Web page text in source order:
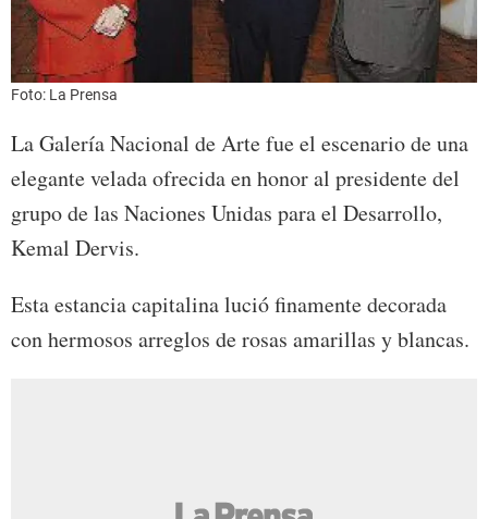
Foto: La Prensa
La Galería Nacional de Arte fue el escenario de una
elegante velada ofrecida en honor al presidente del
grupo de las Naciones Unidas para el Desarrollo,
Kemal Dervis.
Esta estancia capitalina lució finamente decorada
con hermosos arreglos de rosas amarillas y blancas.